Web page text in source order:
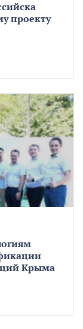
проекту
Крыма